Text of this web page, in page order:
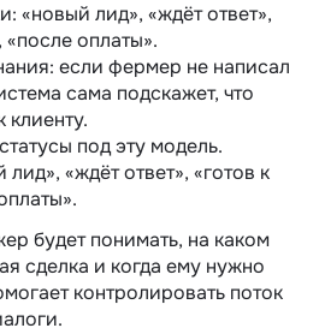
«новый лид», «ждёт ответ»,
«после оплаты».
если фермер не написал
сама подскажет, что
клиенту.
под эту модель.
«ждёт ответ», «готов к
будет понимать, на каком
сделка и когда ему нужно
контролировать поток